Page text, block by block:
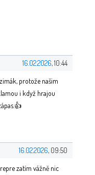
16.02.2026, 10:44
protože našim
i když hrajou
16.02.2026, 09:50
repre zatím vážně nic